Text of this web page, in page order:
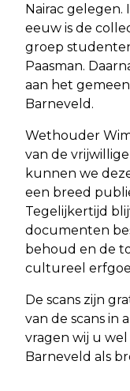
Nairac gelegen.
eeuw is de
groep
Paasman.
aan het
Barneveld.
Wethouder
van de
kunnen we
een breed
Tegelijkertijd
documenten
behoud en de
cultureel
De scans zijn
van de scans in
vragen wij u
Barneveld als